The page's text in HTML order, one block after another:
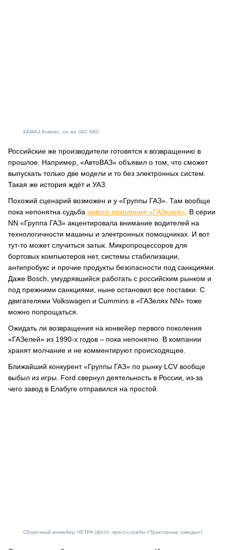
КАМАЗ Компас, он же JAC N80
Российские же производители готовятся к возвращению в
прошлое. Например, «АвтоВАЗ» объявил о том, что сможет
выпускать только две модели и то без электронных систем.
Такая же история ждёт и УАЗ.
Похожий сценарий возможен и у «Группы ГАЗ». Там вообще
пока непонятна судьба нового поколения «ГАЗелей» . В серии
NN «Группа ГАЗ» акцентировала внимание водителей на
технологичности машины и электронных помощниках. И вот
тут-то может случиться затык. Микропроцессоров для
бортовых компьютеров нет, системы стабилизации,
антипробукс и прочие продукты безопасности под санкциями.
Даже Bosch, умудрявшийся работать с российским рынком и
под прежними санкциями, ныне остановил все поставки. С
двигателями Volkswagen и Cummins в «ГАЗелях NN» тоже
можно попрощаться.
Ожидать ли возвращения на конвейер первого поколения
«ГАЗелей» из 1990-х годов – пока непонятно. В компании
хранят молчание и не комментируют происходящее.
Ближайший конкурент «Группы ГАЗ» по рынку LCV вообще
выбыл из игры. Ford свернул деятельность в России, из-за
чего завод в Елабуге отправился на простой.
Сборочный конвейер ЧЕТРА (фото: пресс-службы «Тракторные заводы»)